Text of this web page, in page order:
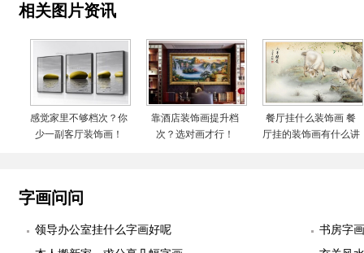
相关图片资讯
感觉家里不够档次？你
少一副客厅装饰画！
靠酒店装饰画提升档
次？选对画才行！
餐厅挂什么装饰画 餐
厅挂的装饰画有什么讲
字画问问
领导办公室挂什么字画好呢
书房字